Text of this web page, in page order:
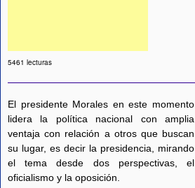
5461 lecturas
El presidente Morales en este momento
lidera la política nacional con amplia
ventaja con relación a otros que buscan
su lugar, es decir la presidencia, mirando
el tema desde dos perspectivas, el
oficialismo y la oposición.